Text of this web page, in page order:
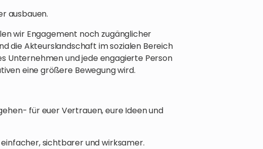
ausbauen.
wir Engagement noch zugänglicher
die Akteurslandschaft im sozialen Bereich
Unternehmen und jede engagierte Person
eine größere Bewegung wird.
für euer Vertrauen, eure Ideen und
sichtbarer und wirksamer.